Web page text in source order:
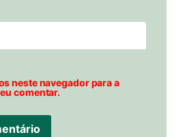
neste navegador para a
comentar.